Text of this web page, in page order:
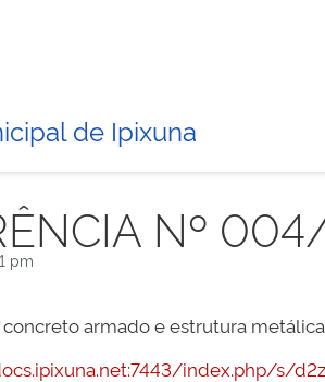
de Ipixuna
Nº
pm
armado e estrutura
index.php/s/